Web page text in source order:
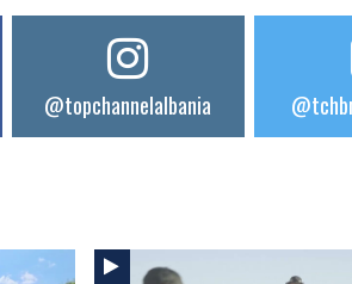
@topchannelalbania